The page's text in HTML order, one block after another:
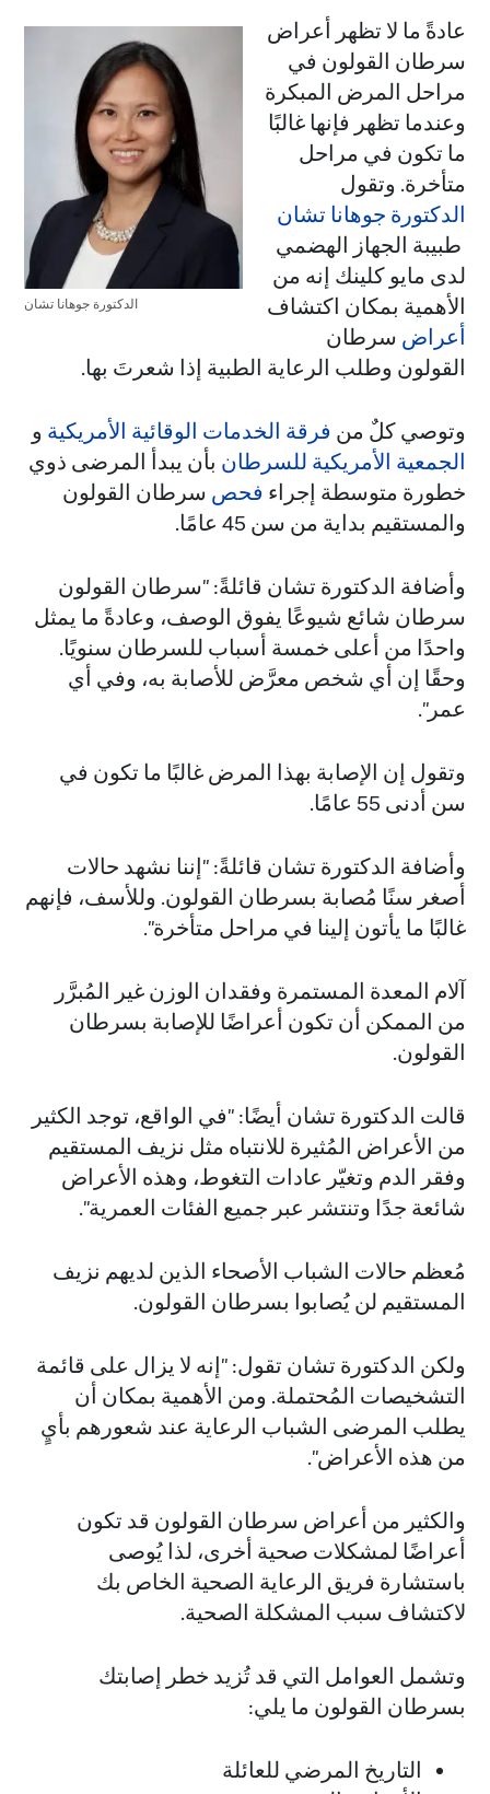
الدكتورة جوهانا تشان
عادةً ما لا تظهر أعراض
سرطان القولون في
مراحل المرض المبكرة
وعندما تظهر فإنها غالبًا
ما تكون في مراحل
متأخرة. وتقول
الدكتورة جوهانا تشان
طبيبة الجهاز الهضمي
لدى مايو كلينك إنه من
الأهمية بمكان اكتشاف
أعراض سرطان
القولون وطلب الرعاية الطبية إذا شعرتَ بها.
وتوصي كلٌ من فرقة الخدمات الوقائية الأمريكية و
الجمعية الأمريكية للسرطان بأن يبدأ المرضى ذوي
خطورة متوسطة إجراء فحص سرطان القولون
والمستقيم بداية من سن 45 عامًا.
وأضافة الدكتورة تشان قائلةً: "سرطان القولون
سرطان شائع شيوعًا يفوق الوصف، وعادةً ما يمثل
واحدًا من أعلى خمسة أسباب للسرطان سنويًا.
وحقًا إن أي شخص معرَّض للأصابة به، وفي أي
عمر".
وتقول إن الإصابة بهذا المرض غالبًا ما تكون في
سن أدنى 55 عامًا.
وأضافة الدكتورة تشان قائلةً: "إننا نشهد حالات
أصغر سنًا مُصابة بسرطان القولون. وللأسف، فإنهم
غالبًا ما يأتون إلينا في مراحل متأخرة".
آلام المعدة المستمرة وفقدان الوزن غير المُبرَّر
من الممكن أن تكون أعراضًا للإصابة بسرطان
القولون.
قالت الدكتورة تشان أيضًا: "في الواقع، توجد الكثير
من الأعراض المُثيرة للانتباه مثل نزيف المستقيم
وفقر الدم وتغيّر عادات التغوط، وهذه الأعراض
شائعة جدًا وتنتشر عبر جميع الفئات العمرية".
مُعظم حالات الشباب الأصحاء الذين لديهم نزيف
المستقيم لن يُصابوا بسرطان القولون.
ولكن الدكتورة تشان تقول: "إنه لا يزال على قائمة
التشخيصات المُحتملة. ومن الأهمية بمكان أن
يطلب المرضى الشباب الرعاية عند شعورهم بأيٍ
من هذه الأعراض".
والكثير من أعراض سرطان القولون قد تكون
أعراضًا لمشكلات صحية أخرى، لذا يُوصى
باستشارة فريق الرعاية الصحية الخاص بك
لاكتشاف سبب المشكلة الصحية.
وتشمل العوامل التي قد تُزيد خطر إصابتك
بسرطان القولون ما يلي:
التاريخ المرضي للعائلة